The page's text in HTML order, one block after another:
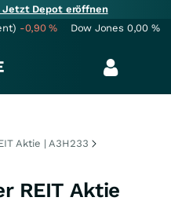
Depot eröffnen
-0,90% Dow Jones 0,00 %
Aktie | A3H233
REIT Aktie